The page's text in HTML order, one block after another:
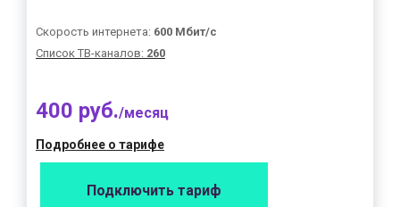
Скорость интернета: 600 Мбит/с
Список ТВ-каналов: 260
400 руб./месяц
Подробнее о тарифе
Подключить тариф